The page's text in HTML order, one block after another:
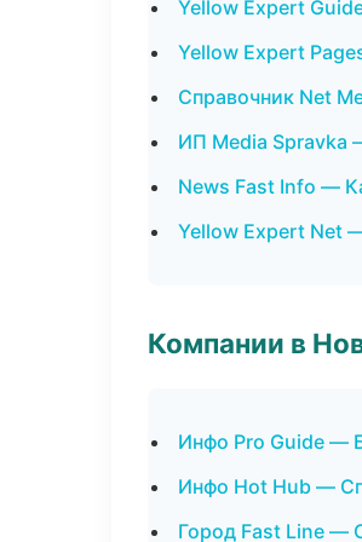
Yellow Expert
Yellow Expert
Справочник Net
ИП Media Spravka
News Fast Info —
Yellow Expert Net
Компании в
Инфо Pro Guide —
Инфо Hot Hub —
Город Fast Line —